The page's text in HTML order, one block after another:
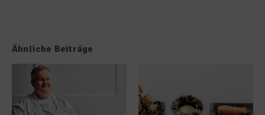
Ähnliche Beiträge